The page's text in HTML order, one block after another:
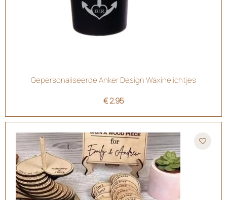
Gepersonaliseerde Anker Design Waxinelichtjes
€2.95